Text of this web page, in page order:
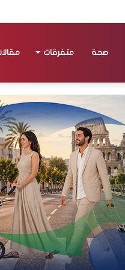
صحة متفرقات